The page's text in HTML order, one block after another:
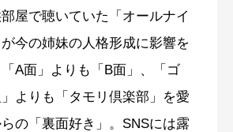
屋で聴いていた「オールナイ
が今の姉妹の人格形成に影響を
A面」よりも「B面」、「ゴ
よりも「タモリ倶楽部」を愛
の「裏面好き」。SNSには露